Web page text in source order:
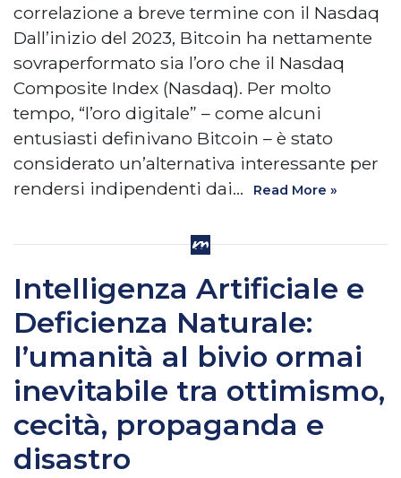
correlazione a breve termine con il Nasdaq
Dall’inizio del 2023, Bitcoin ha nettamente
sovraperformato sia l’oro che il Nasdaq
Composite Index (Nasdaq). Per molto
tempo, “l’oro digitale” – come alcuni
entusiasti definivano Bitcoin – è stato
considerato un’alternativa interessante per
rendersi indipendenti dai…
Read More »
Intelligenza Artificiale e
Deficienza Naturale:
l’umanità al bivio ormai
inevitabile tra ottimismo,
cecità, propaganda e
disastro